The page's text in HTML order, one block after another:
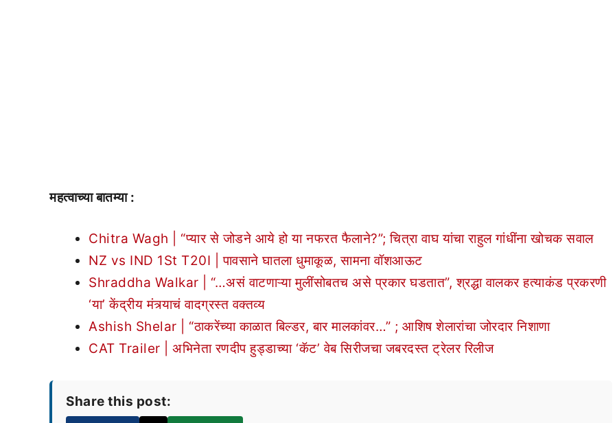
महत्वाच्या बातम्या :
Chitra Wagh | “प्यार से जोडने आये हो या नफरत फैलाने?”; चित्रा वाघ यांचा राहुल गांधींना खोचक सवाल
NZ vs IND 1St T20I | पावसाने घातला धुमाकूळ, सामना वॉशआऊट
Shraddha Walkar | “…असं वाटणाऱ्या मुलींसोबतच असे प्रकार घडतात”, श्रद्धा वालकर हत्याकंड प्रकरणी
‘या’ केंद्रीय मंत्र्याचं वादग्रस्त वक्तव्य
Ashish Shelar | “ठाकरेंच्या काळात बिल्डर, बार मालकांवर…” ; आशिष शेलारांचा जोरदार निशाणा
CAT Trailer | अभिनेता रणदीप हुड्डाच्या ‘कॅट’ वेब सिरीजचा जबरदस्त ट्रेलर रिलीज
Share this post: